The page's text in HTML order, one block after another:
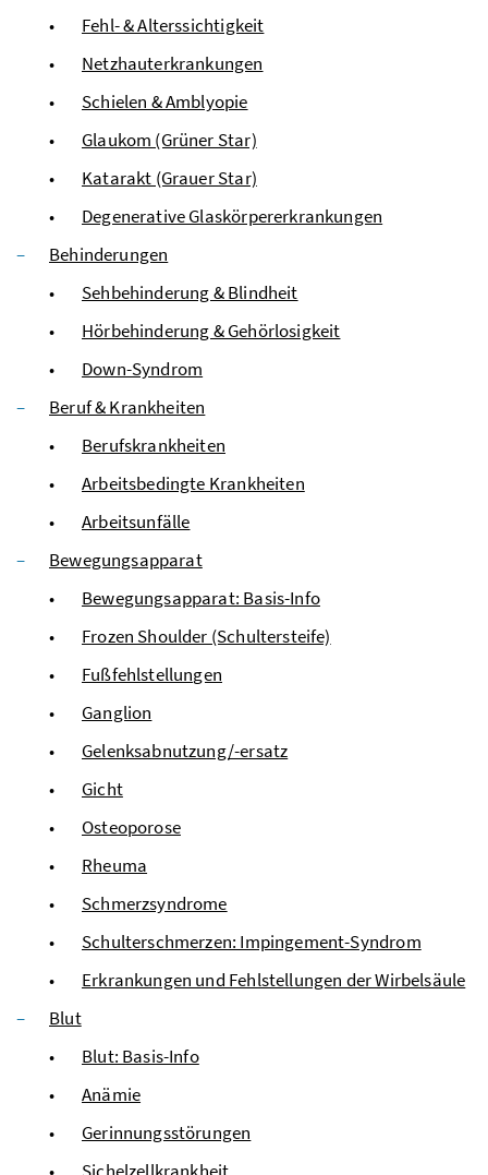
Fehl- & Alterssichtigkeit
Netzhauterkrankungen
Schielen & Amblyopie
Glaukom (Grüner Star)
Katarakt (Grauer Star)
Degenerative Glaskörpererkrankungen
Behinderungen
Sehbehinderung & Blindheit
Hörbehinderung & Gehörlosigkeit
Down-Syndrom
Beruf & Krankheiten
Berufskrankheiten
Arbeitsbedingte Krankheiten
Arbeitsunfälle
Bewegungsapparat
Bewegungsapparat: Basis-Info
Frozen Shoulder (Schultersteife)
Fußfehlstellungen
Ganglion
Gelenksabnutzung/-ersatz
Gicht
Osteoporose
Rheuma
Schmerzsyndrome
Schulterschmerzen: Impingement-Syndrom
Erkrankungen und Fehlstellungen der Wirbelsäule
Blut
Blut: Basis-Info
Anämie
Gerinnungsstörungen
Sichelzellkrankheit